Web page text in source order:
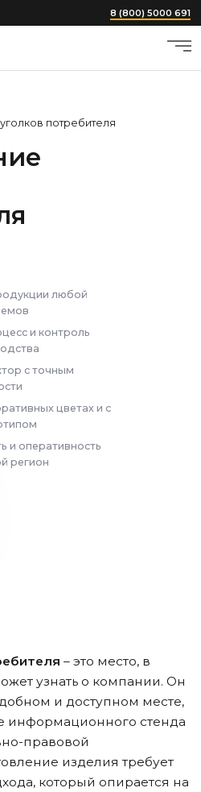
8 (800) 5000 691
потребителя
любой
и контроль
с точным
цветах и с
и оперативность
регион
– это место, в
узнать о компании. Он
и доступном месте,
информационного стенда
правовой
изделия требует
который опирается на